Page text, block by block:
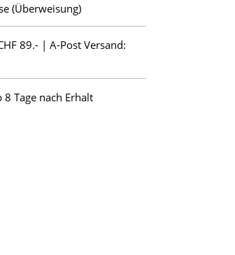
(Überweisung)
89.- | A-Post Versand:
Tage nach Erhalt